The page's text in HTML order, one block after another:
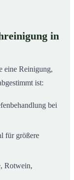
in
eine Reinigung,
ist:
bei
für größere
Rotwein,